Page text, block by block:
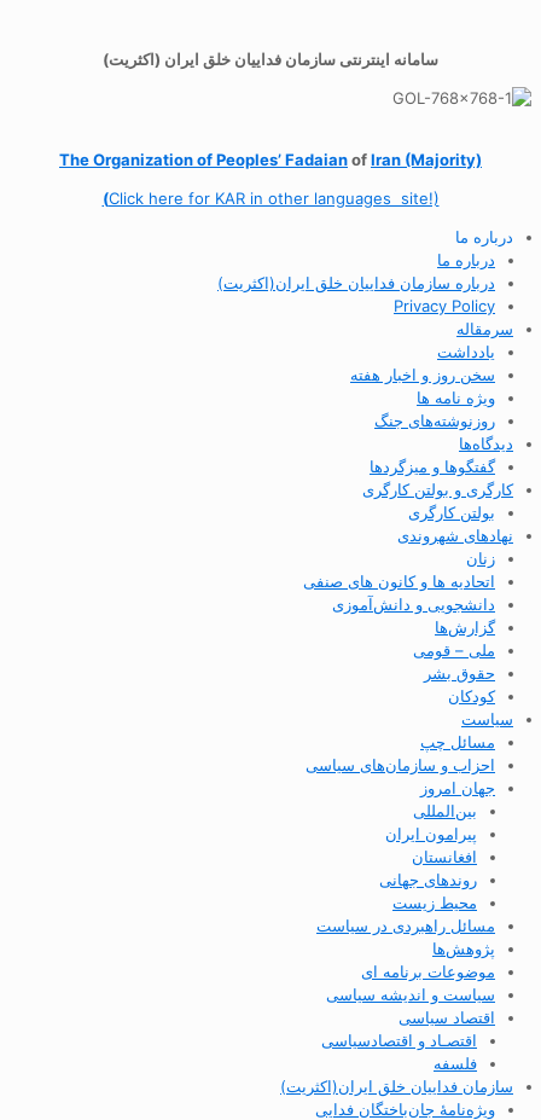
سامانه اینترنتی سازمان فداییان خلق ایران (اکثریت)
The Organization ofPeoples’ FadaianofIran (Majority)
(Click here for KAR in other languages site!)
درباره ما
درباره ما
درباره سازمان فداییان خلق ایران(اکثریت)
Privacy Policy
سرمقاله
یادداشت
سخن روز و اخبار هفته
ویژه نامه ها
روزنوشته‌های جنگ
دیدگاه‌ها
گفتگوها و میزگردها
کارگری و بولتن کارگری
بولتن کارگری
نهادهای شهروندی
زنان
اتحادیه ها و کانون های صنفی
دانشجویی و دانش‌آموزی
گزارش‌ها
ملی – قومی
حقوق بشر
کودکان
سیاست
مسائل چپ
احزاب و سازمان‌های سیاسی
جهان امروز
بین‌المللی
پیرامون ایران
افغانستان
روندهای جهانی
محیط زیست
مسائل راهبردی در سیاست
پژوهش‌ها
موضوعات برنامه ای
سیاست و اندیشه سیاسی
اقتصاد سیاسی
اقتصـاد و اقتصاد‌سیاسی
فلسفه
سازمان فداییان خلق ایران(اکثریت)
ویژه‌نامهٔ جان‌باختگان فدایی